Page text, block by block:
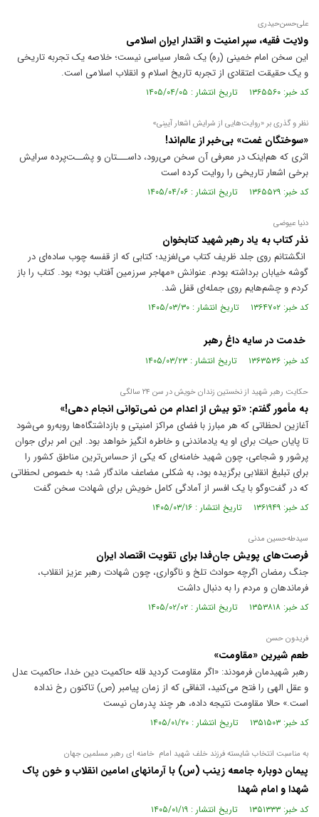
علی‌حسن‌حیدری
ولایت فقیه، سپر امنیت و اقتدار ایران اسلامی
این سخن امام خمینی (ره) یک شعار سیاسی نیست؛ خلاصه یک تجربه تاریخی
و یک حقیقت اعتقادی از تجربه تاریخ اسلام و انقلاب اسلامی است.
کد خبر: ۱۳۶۵۵۶۰ تاریخ انتشار : ۱۴۰۵/۰۴/۰۵
نظر و گذری بر «روایت‌هایی از سُرایش اشعار آیینی»
«سوختگان غمت» بی‌خبر از عالم‌اند!
اثری که هم‌اینک در معرفی آن سخن می‌رود، داســـتان و پشــت‌پرده سرایش
برخی اشعار تاریخی را روایت کرده است
کد خبر: ۱۳۶۵۵۲۹ تاریخ انتشار : ۱۴۰۵/۰۴/۰۶
دنیا عیوضی
نذر کتاب به یاد رهبر شهید کتابخوان
انگشتانم روی جلد ظریف کتاب می‌لغزید؛ کتابی که از قفسه چوب ساده‌ای در
گوشه خیابان برداشته بودم. عنوانش «مهاجر سرزمین آفتاب بود» بود. کتاب را باز
کردم و چشم‌هایم روی جمله‌ای قفل شد.
کد خبر: ۱۳۶۴۷۰۲ تاریخ انتشار : ۱۴۰۵/۰۳/۳۰
خدمت در سایه داغ رهبر
کد خبر: ۱۳۶۳۵۳۶ تاریخ انتشار : ۱۴۰۵/۰۳/۲۳
حکایت رهبر شهید از نخستین زندان خویش در سن ۲۴ سالگی
به مأمور گفتم: «تو بیش از اعدام من نمی‌توانی انجام دهی!»
آغازین لحظاتی که هر مبارز با فضای مراکز امنیتی و بازداشتگاه‌ها روبه‌رو می‌شود
تا پایان حیات برای او یه یادماندنی و خاطره انگیز خواهد بود. این امر برای جوان
پرشور و شجاعی، چون شهید خامنه‌ای که یکی از حساس‌ترین مناطق کشور را
برای تبلیغ انقلابی برگزیده بود، به شکلی مضاعف ماندگار شد؛ به خصوص لحظاتی
که در گفت‌و‌گو با یک افسر از آمادگی کامل خویش برای شهادت سخن گفت
کد خبر: ۱۳۶۱۹۴۹ تاریخ انتشار : ۱۴۰۵/۰۳/۱۶
سیدطه‌حسین مدنی
فرصت‌های پویش جان‌فدا برای تقویت اقتصاد ایران
جنگ رمضان اگرچه حوادث تلخ و ناگواری، چون شهادت رهبر عزیز انقلاب،
فرماندهان و مردم را به دنبال داشت
کد خبر: ۱۳۵۳۸۱۸ تاریخ انتشار : ۱۴۰۵/۰۲/۰۲
فریدون حسن
طعم شیرین «مقاومت»
رهبر شهیدمان فرمودند: «اگر مقاومت کردید قله حاکمیت دین خدا، حاکمیت عدل
و عقل الهی را فتح می‌کنید، اتفاقی که از زمان پیامبر (ص) تاکنون رخ نداده
است.» حالا مقاومت نتیجه داده، هر چند پدرمان نیست
کد خبر: ۱۳۵۱۵۰۳ تاریخ انتشار : ۱۴۰۵/۰۱/۲۰
به مناسبت انتخاب شایسته فرزند خلف شهید امام خامنه ای رهبر مسلمین جهان
پیمان دوباره جامعه زینب (س) با آرمانهای امامین انقلاب و خون پاک
شهدا و امام شهدا
کد خبر: ۱۳۵۱۳۳۳ تاریخ انتشار : ۱۴۰۵/۰۱/۱۹